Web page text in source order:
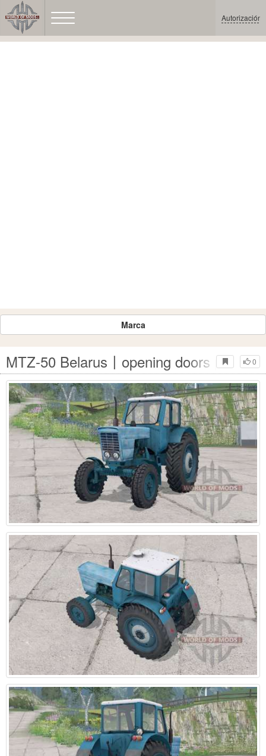
Autorización
Marca
0
MTZ-50 Belarus〡opening doors para